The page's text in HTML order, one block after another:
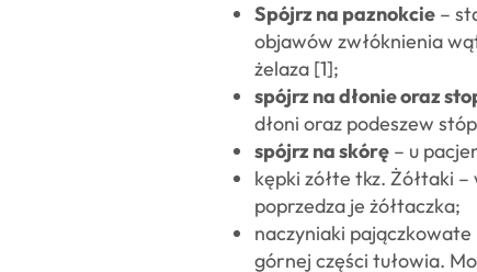
Spójrz na paznokcie –
objawów zwłóknienia
żelaza [1];
spójrz na dłonie oraz
dłoni oraz podeszew
spójrz na skórę – u
kępki zółte tkz. Żółtaki
poprzedza je żółtaczka;
naczyniaki
górnej części tułowia.